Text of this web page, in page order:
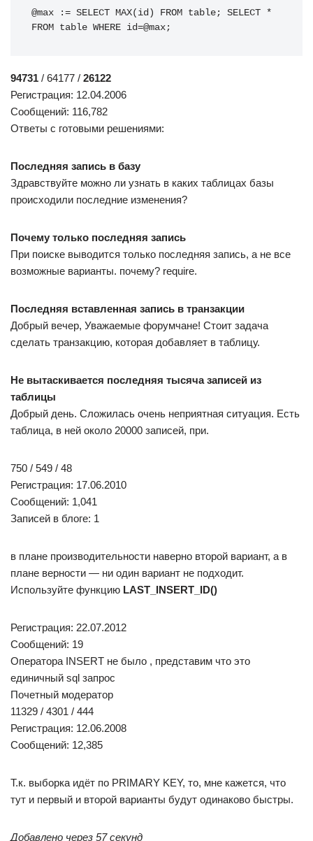
@max := SELECT MAX( id ) FROM table; SELECT *
FROM table WHERE id=@max;
94731 / 64177 / 26122
Регистрация: 12.04.2006
Сообщений: 116,782
Ответы с готовыми решениями:
Последняя запись в базу
Здравствуйте можно ли узнать в каких таблицах базы
происходили последние изменения?
Почему только последняя запись
При поиске выводится только последняя запись, а не все
возможные варианты. почему? require.
Последняя вставленная запись в транзакции
Добрый вечер, Уважаемые форумчане! Стоит задача
сделать транзакцию, которая добавляет в таблицу.
Не вытаскивается последняя тысяча записей из
таблицы
Добрый день. Сложилась очень неприятная ситуация. Есть
таблица, в ней около 20000 записей, при.
750 / 549 / 48
Регистрация: 17.06.2010
Сообщений: 1,041
Записей в блоге: 1
в плане производительности наверно второй вариант, а в
плане верности — ни один вариант не подходит.
Используйте функцию LAST_INSERT_ID()
Регистрация: 22.07.2012
Сообщений: 19
Оператора INSERT не было , представим что это
единичный sql запрос
Почетный модератор
11329 / 4301 / 444
Регистрация: 12.06.2008
Сообщений: 12,385
Т.к. выборка идёт по PRIMARY KEY, то, мне кажется, что
тут и первый и второй варианты будут одинаково быстры.
Добавлено через 57 секунд